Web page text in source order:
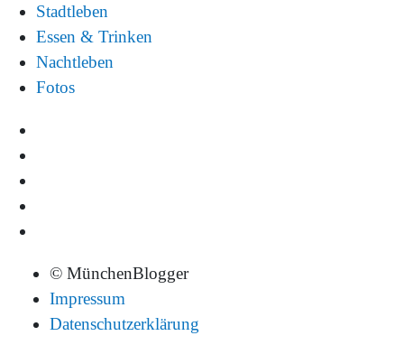
Stadtleben
Essen & Trinken
Nachtleben
Fotos
© MünchenBlogger
Impressum
Datenschutzerklärung